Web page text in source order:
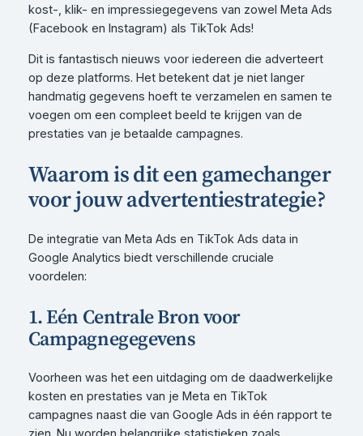
kost-, klik- en impressiegegevens van zowel Meta Ads
(Facebook en Instagram) als TikTok Ads!
Dit is fantastisch nieuws voor iedereen die adverteert
op deze platforms. Het betekent dat je niet langer
handmatig gegevens hoeft te verzamelen en samen te
voegen om een compleet beeld te krijgen van de
prestaties van je betaalde campagnes.
Waarom is dit een gamechanger
voor jouw advertentiestrategie?
De integratie van Meta Ads en TikTok Ads data in
Google Analytics biedt verschillende cruciale
voordelen:
1. Eén Centrale Bron voor
Campagnegegevens
Voorheen was het een uitdaging om de daadwerkelijke
kosten en prestaties van je Meta en TikTok
campagnes naast die van Google Ads in één rapport te